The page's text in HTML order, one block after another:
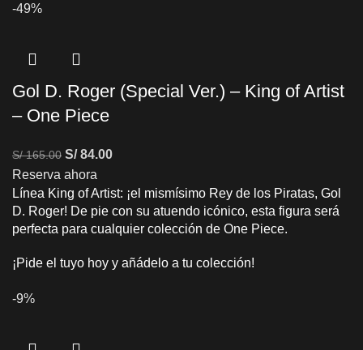
-49%
Gol D. Roger (Special Ver.) – King of Artist
– One Piece
S/165.00 S/84.00
Reserva ahora
Línea King of Artist: ¡el mismísimo Rey de los Piratas, Gol
D. Roger! De pie con su atuendo icónico, esta figura será
perfecta para cualquier colección de One Piece.
¡Pide el tuyo hoy y añádelo a tu colección!
-9%